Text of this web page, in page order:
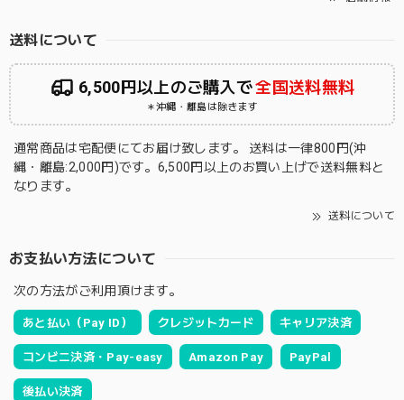
送料について
6,500円以上のご購入で全国送料無料
＊沖縄・離島は除きます
通常商品は宅配便にてお届け致します。 送料は一律800円(沖
縄・離島:2,000円)です。6,500円以上のお買い上げで送料無料と
なります。
送料について
お支払い方法について
次の方法がご利用頂けます。
あと払い（Pay ID） クレジットカード キャリア決済
コンビニ決済・Pay-easy Amazon Pay PayPal
後払い決済